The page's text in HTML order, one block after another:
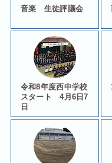
音楽 生徒評議会
令和8年度西中学校
スタート 4月6日7
日